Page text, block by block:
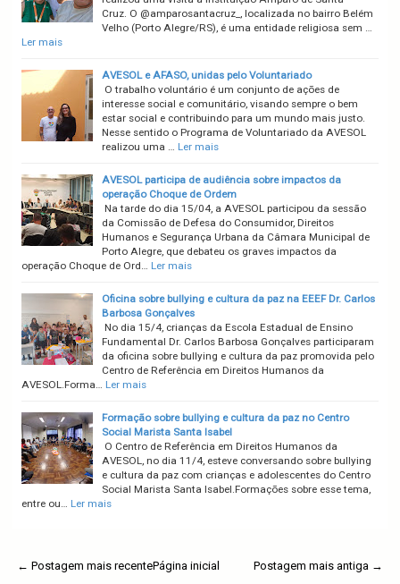
Cruz. O @amparosantacruz_, localizada no bairro Belém
Velho (Porto Alegre/RS), é uma entidade religiosa sem …
Ler mais
AVESOL e AFASO, unidas pelo Voluntariado
O trabalho voluntário é um conjunto de ações de
interesse social e comunitário, visando sempre o bem
estar social e contribuindo para um mundo mais justo.
Nesse sentido o Programa de Voluntariado da AVESOL
realizou uma … Ler mais
AVESOL participa de audiência sobre impactos da
operação Choque de Ordem
Na tarde do dia 15/04, a AVESOL participou da sessão
da Comissão de Defesa do Consumidor, Direitos
Humanos e Segurança Urbana da Câmara Municipal de
Porto Alegre, que debateu os graves impactos da
operação Choque de Ord… Ler mais
Oficina sobre bullying e cultura da paz na EEEF Dr. Carlos
Barbosa Gonçalves
No dia 15/4, crianças da Escola Estadual de Ensino
Fundamental Dr. Carlos Barbosa Gonçalves participaram
da oficina sobre bullying e cultura da paz promovida pelo
Centro de Referência em Direitos Humanos da
AVESOL.Forma… Ler mais
Formação sobre bullying e cultura da paz no Centro
Social Marista Santa Isabel
O Centro de Referência em Direitos Humanos da
AVESOL, no dia 11/4, esteve conversando sobre bullying
e cultura da paz com crianças e adolescentes do Centro
Social Marista Santa Isabel.Formações sobre esse tema,
entre ou… Ler mais
← Postagem mais recente Postagem mais antiga →
Página inicial